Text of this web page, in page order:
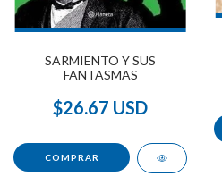
SARMIENTO Y SUS
FANTASMAS
$26.67 USD